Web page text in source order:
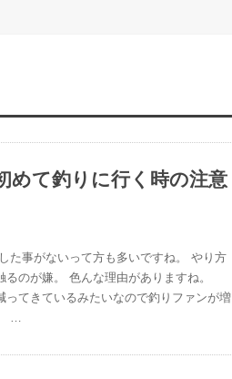
めて釣りに行く時の注意
た事がないって方も多いですね。 やり方
るのが嫌。 色んな理由がありますね。
ってきているみたいなので釣りファンが増
…